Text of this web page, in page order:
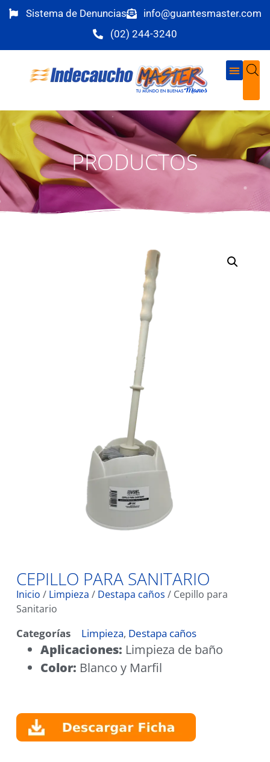
Sistema de Denuncias
info@guantesmaster.com
(02) 244-3240
PRODUCTOS
CEPILLO PARA SANITARIO
Inicio / Limpieza / Destapa caños / Cepillo para
Sanitario
Categorías Limpieza, Destapa caños
Aplicaciones: Limpieza de baño
Color: Blanco y Marfil